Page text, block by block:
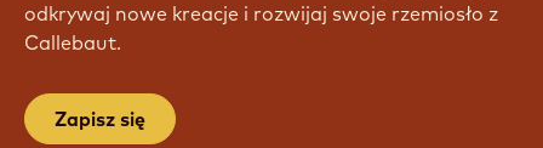
odkrywaj nowe kreacje i rozwijaj swoje rzemiosło z
Callebaut.
Zapisz się